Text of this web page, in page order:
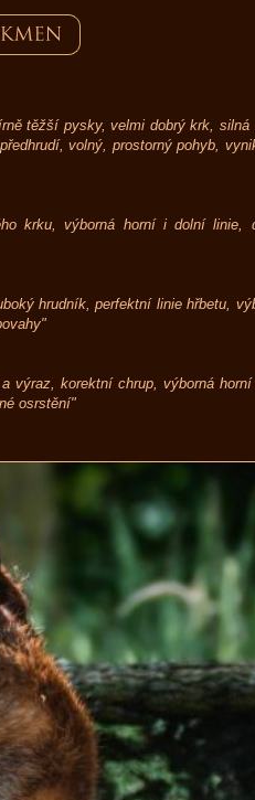
těžší pysky, velmi dobrý krk, silná
volný, prostorný pohyb,
krku, výborná horní i dolní linie,
hrudník, perfektní linie hřbetu,
výraz, korektní chrup, výborná horní
osrstění"